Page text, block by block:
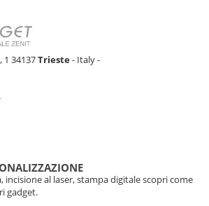
1 34137Trieste- Italy -
incisione al laser, stampa digitale scopri come
gadget.